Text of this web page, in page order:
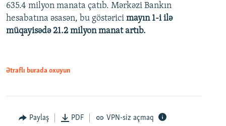
Auto 240p 360p 480p
720p
635.4 milyon manata çatıb. Mərkəzi Bankın
hesabatına əsasən, bu göstərici mayın 1-i ilə
müqayisədə 21.2 milyon manat artıb.
Ətraflı burada oxuyun
Paylaş PDF VPN-siz açmaq